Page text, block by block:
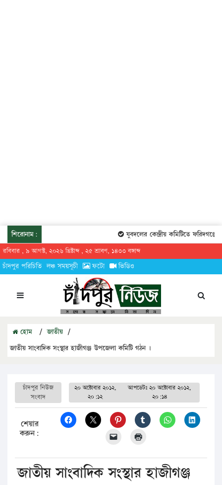
শিরোনাম: যুবদলের কেন্দ্রীয় কমিটিতে ফরিদগঞ্জের
রবিবার , ৯ আগস্ট, ২০২৬ খ্রিষ্টাব্দ , ২৫ শ্রাবণ, ১৪৩৩ বঙ্গাব্দ
চাঁদপুর পরিচিতি লঞ্চ সময়সূচী ফটো ভিডিও
হোম / জাতীয় /
জাতীয় সাংবাদিক সংস্থার হাজীগঞ্জ উপজেলা কমিটি গঠন ।
চাঁদপুর নিউজ
সংবাদ
২০ অক্টোবার ২০১২,
২০:১২
আপডেটঃ২০ অক্টোবার ২০১২,
২০:১৪
শেয়ার
করুন:
জাতীয় সাংবাদিক সংস্থার হাজীগঞ্জ